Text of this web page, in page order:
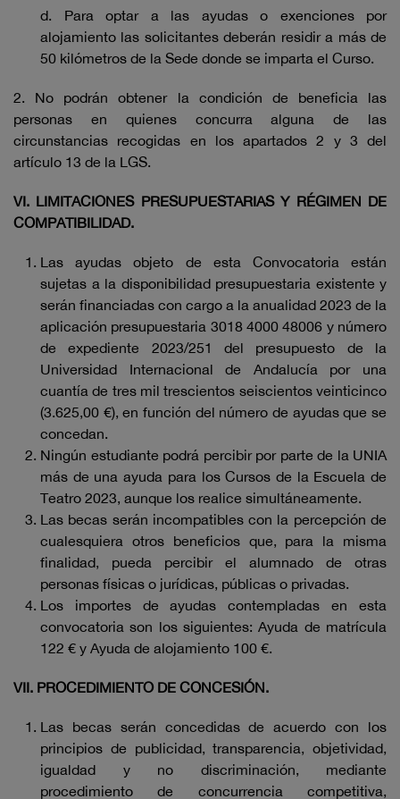
d. Para optar a las ayudas o exenciones por
alojamiento las solicitantes deberán residir a más de
50 kilómetros de la Sede donde se imparta el Curso.
2. No podrán obtener la condición de beneficia las
personas en quienes concurra alguna de las
circunstancias recogidas en los apartados 2 y 3 del
artículo 13 de la LGS.
VI. LIMITACIONES PRESUPUESTARIAS Y RÉGIMEN DE
COMPATIBILIDAD.
Las ayudas objeto de esta Convocatoria están
sujetas a la disponibilidad presupuestaria existente y
serán financiadas con cargo a la anualidad 2023 de la
aplicación presupuestaria 3018 4000 48006 y número
de expediente 2023/251 del presupuesto de la
Universidad Internacional de Andalucía por una
cuantía de tres mil trescientos seiscientos veinticinco
(3.625,00 €), en función del número de ayudas que se
concedan.
Ningún estudiante podrá percibir por parte de la UNIA
más de una ayuda para los Cursos de la Escuela de
Teatro 2023, aunque los realice simultáneamente.
Las becas serán incompatibles con la percepción de
cualesquiera otros beneficios que, para la misma
finalidad, pueda percibir el alumnado de otras
personas físicas o jurídicas, públicas o privadas.
Los importes de ayudas contempladas en esta
convocatoria son los siguientes: Ayuda de matrícula
122 € y Ayuda de alojamiento 100 €.
VII. PROCEDIMIENTO DE CONCESIÓN.
Las becas serán concedidas de acuerdo con los
principios de publicidad, transparencia, objetividad,
igualdad y no discriminación, mediante
procedimiento de concurrencia competitiva,